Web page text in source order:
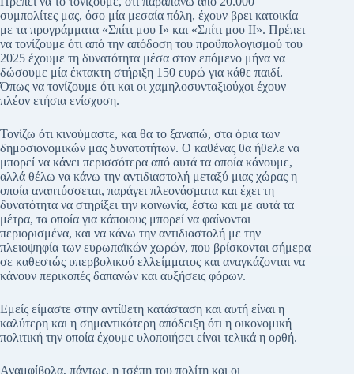
συμπολίτες μας, όσο μία μεσαία πόλη, έχουν βρει κατοικία
με τα προγράμματα «Σπίτι μου Ι» και «Σπίτι μου ΙΙ». Πρέπει
να τονίζουμε ότι από την απόδοση του προϋπολογισμού του
2025 έχουμε τη δυνατότητα μέσα στον επόμενο μήνα να
δώσουμε μία έκτακτη στήριξη 150 ευρώ για κάθε παιδί.
Όπως να τονίζουμε ότι και οι χαμηλοσυνταξιούχοι έχουν
πλέον ετήσια ενίσχυση.
Τονίζω ότι κινούμαστε, και θα το ξαναπώ, στα όρια των
δημοσιονομικών μας δυνατοτήτων. Ο καθένας θα ήθελε να
μπορεί να κάνει περισσότερα από αυτά τα οποία κάνουμε,
αλλά θέλω να κάνω την αντιδιαστολή μεταξύ μιας χώρας η
οποία αναπτύσσεται, παράγει πλεονάσματα και έχει τη
δυνατότητα να στηρίξει την κοινωνία, έστω και με αυτά τα
μέτρα, τα οποία για κάποιους μπορεί να φαίνονται
περιορισμένα, και να κάνω την αντιδιαστολή με την
πλειοψηφία των ευρωπαϊκών χωρών, που βρίσκονται σήμερα
σε καθεστώς υπερβολικού ελλείμματος και αναγκάζονται να
κάνουν περικοπές δαπανών και αυξήσεις φόρων.
Εμείς είμαστε στην αντίθετη κατάσταση και αυτή είναι η
καλύτερη και η σημαντικότερη απόδειξη ότι η οικονομική
πολιτική την οποία έχουμε υλοποιήσει είναι τελικά η ορθή.
Αναμφίβολα, πάντως, η τσέπη του πολίτη και οι